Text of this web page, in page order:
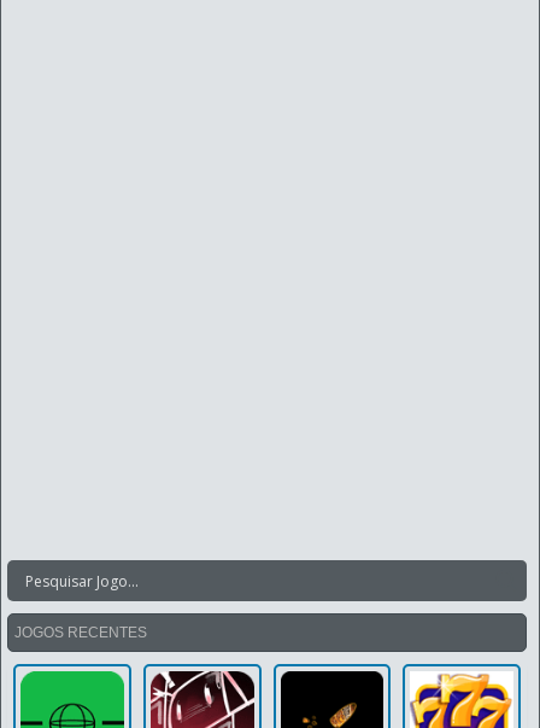
JOGOS RECENTES